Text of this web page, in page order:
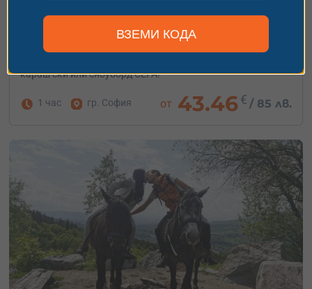
симулатор – на закрито в София
Уроци по ски и сноуборд в София, на закрито и
караш ски или сноуборд СЕГА!
1 час гр. София от 43.46€ /85 лв.
ВЗЕМИ КОДА